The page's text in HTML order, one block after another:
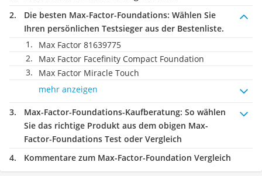
Die besten Max-Factor-Foundations: Wählen Sie
Ihren persönlichen Testsieger aus der Bestenliste.
Max Factor 81639775
Max Factor Facefinity Compact Foundation
Max Factor Miracle Touch
mehr anzeigen
Max-Factor-Foundations-Kaufberatung: So wählen
Sie das richtige Produkt aus dem obigen Max-
Factor-Foundations Test oder Vergleich
Kommentare zum Max-Factor-Foundation Vergleich